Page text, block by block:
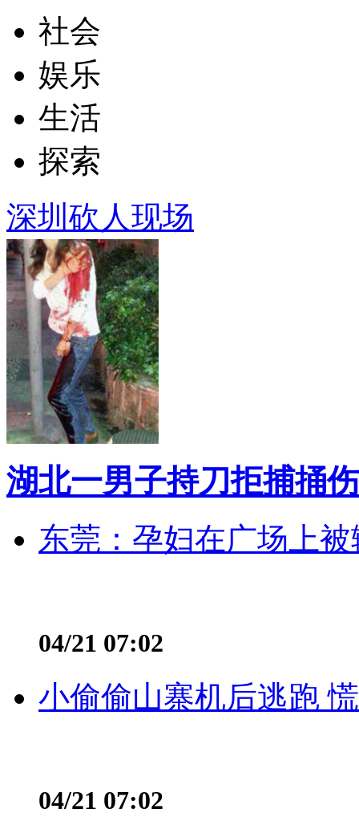
社会
娱乐
生活
探索
深圳砍人现场
湖北一男子持刀拒捕捅
东莞：孕妇在广场上
04/21 07:02
小偷偷山寨机后逃跑
04/21 07:02